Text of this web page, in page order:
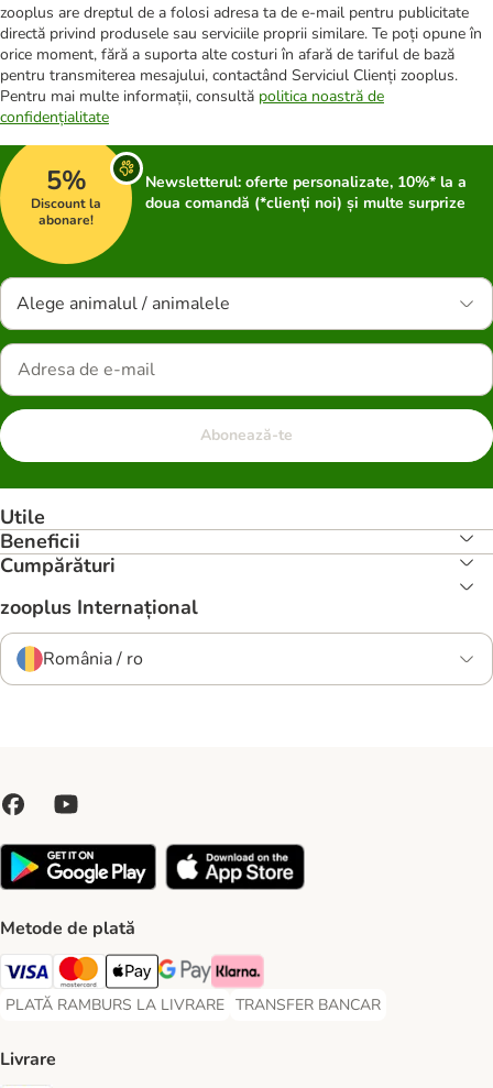
zooplus are dreptul de a folosi adresa ta de e-mail pentru publicitate
directă privind produsele sau serviciile proprii similare. Te poți opune în
orice moment, fără a suporta alte costuri în afară de tariful de bază
pentru transmiterea mesajului, contactând Serviciul Clienți zooplus.
Pentru mai multe informații, consultă politica noastră de
confidențialitate
5%
Discount la
abonare!
Newsletterul: oferte personalizate, 10%* la a
doua comandă (*clienți noi) și multe surprize
Alege animalul / animalele
Abonează-te
Utile
Beneficii
Cumpărături
zooplus Internațional
România / ro
Metode de plată
Visa Payment Method
Master Card Payment Method
Apple Pay Payment Method
Google Pay Payment Method
Klarna Payment Method
PLATĂ RAMBURS LA LIVRARE
PLATĂ RAMBURS LA LIVRARE Payment Method
TRANSFER BANCAR
TRANSFER BANCAR Payment
Livrare